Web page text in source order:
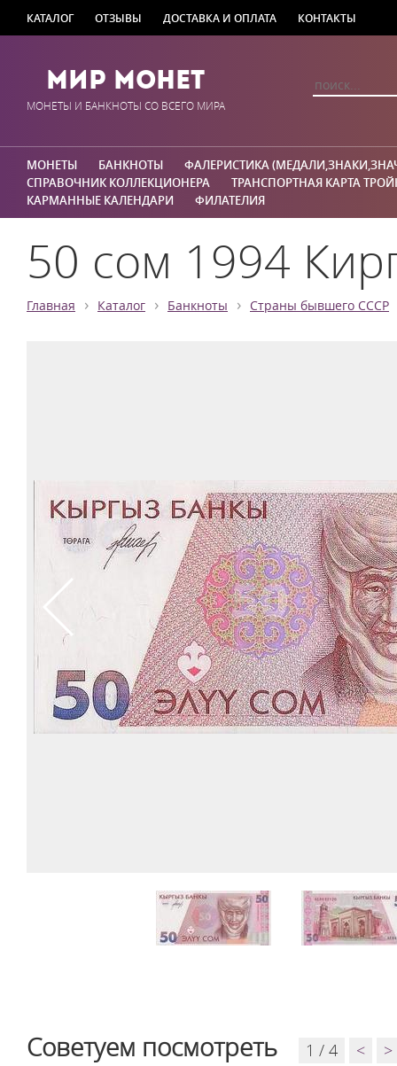
КАТАЛОГ ОТЗЫВЫ ДОСТАВКА И ОПЛАТА КОНТАКТЫ
Мир Монет
МОНЕТЫ И БАНКНОТЫ СО ВСЕГО МИРА
МОНЕТЫ БАНКНОТЫ
ФАЛЕРИСТИКА
СПРАВОЧНИК КОЛЛЕКЦИОНЕРА
ТРАНСПОРТНАЯ КАРТА
КАРМАННЫЕ КАЛЕНДАРИ
ФИЛАТЕЛИЯ
50 сом 1994
Главная › Каталог › Банкноты › Страны бывшего СССР
Советуем посмотреть 1 / 4 < >